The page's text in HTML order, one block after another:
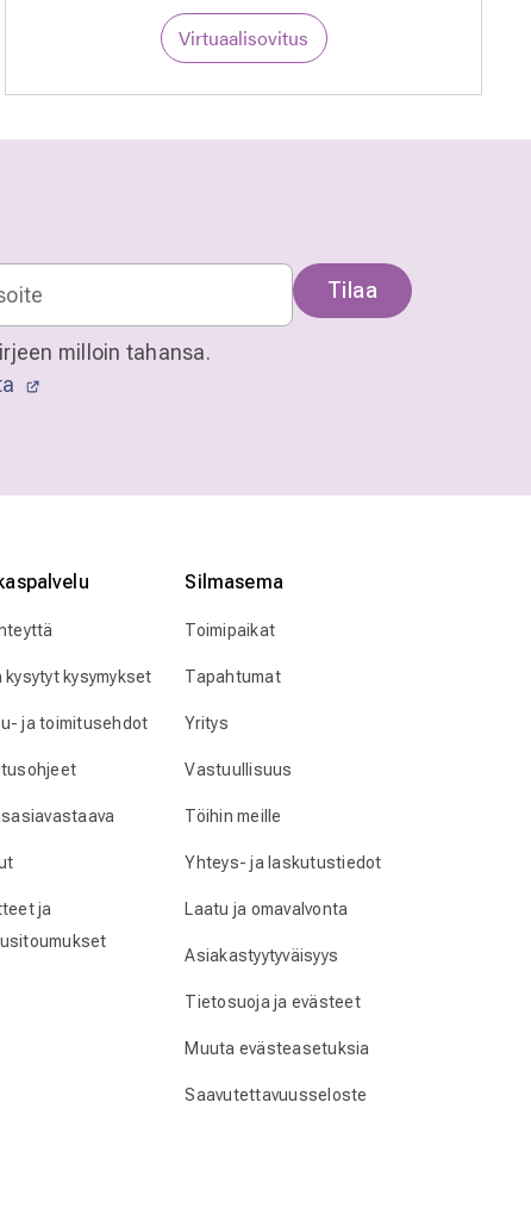
Virtuaalisovitus
Tilaa
milloin tahansa.
kysytyt kysymykset
ja toimitusehdot
ja
Silmӓasema
Toimipaikat
Tapahtumat
Yritys
Vastuullisuus
Töihin meille
Yhteys- ja laskutustiedot
Laatu ja omavalvonta
Asiakastyytyväisyys
Tietosuoja ja evästeet
Muuta evästeasetuksia
Saavutettavuusseloste